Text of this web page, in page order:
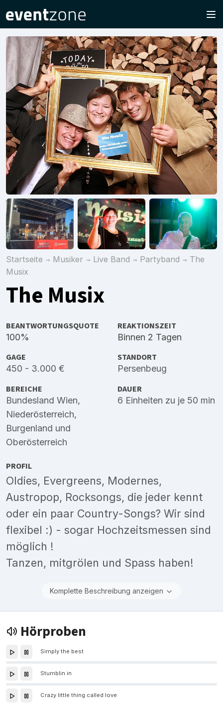
Startseite Musiker Live Band Partyband
The
Musix
The Musix
BEANTWORTUNGSQUOTE
100%
REAKTIONSZEIT
Binnen 2 Tagen
GAGE
450 - 3.000 €
STANDORT
Persenbeug
BEREICHE
Bundesland Wien,
Niederösterreich,
Burgenland und
Oberösterreich
DAUER
6 Einheiten zu je 50 min
PROFIL
Oldies, Evergreens, Modernes,
Austropop, Rocksongs, die jeder kennt
oder ein paar Country-Songs? Wir sind
flexibel :) - sogar Hochzeitsmessen sind
möglich !
Tanzen, mitgrölen und Spass haben!
Komplette Beschreibung anzeigen
Hörproben
Simply the best
Stumblin in
Crazy little thing called love